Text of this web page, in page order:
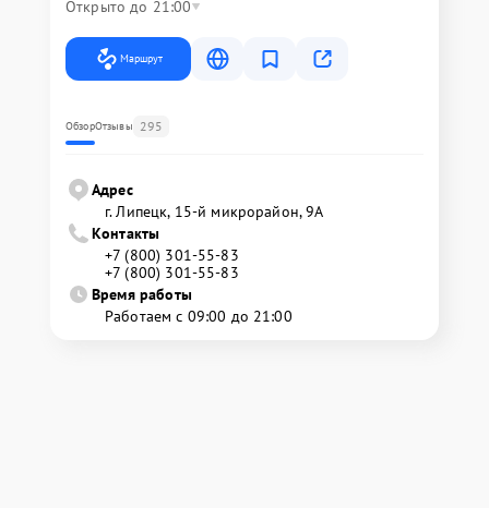
Открыто до 21:00
Маршрут
ОбзорОтзывы 295
Адрес
г. Липецк, 15-й микрорайон, 9А
Контакты
+7 (800) 301-55-83
+7 (800) 301-55-83
Время работы
Работаем с 09:00 до 21:00